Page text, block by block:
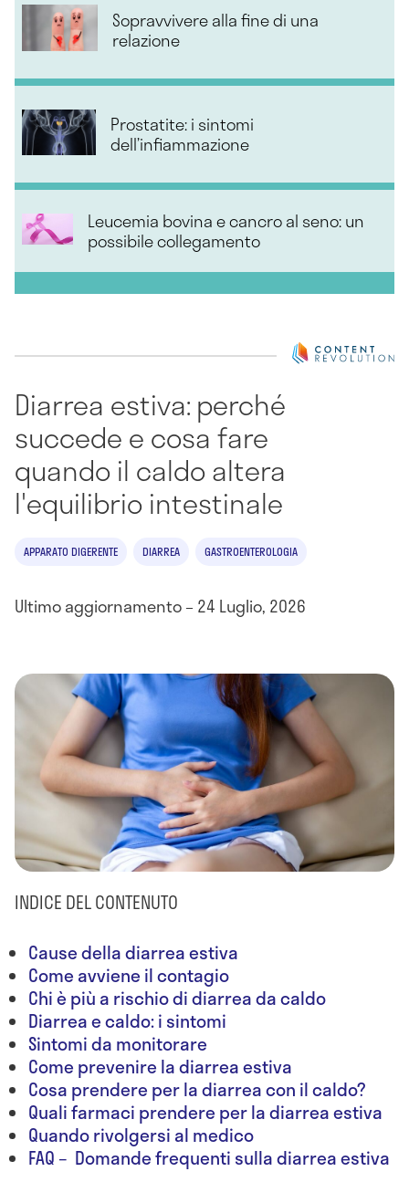
Sopravvivere alla fine di una
relazione
Prostatite: i sintomi
dell’infiammazione
Leucemia bovina e cancro al seno: un
possibile collegamento
Diarrea estiva: perché
succede e cosa fare
quando il caldo altera
l'equilibrio intestinale
APPARATO DIGERENTE DIARREA GASTROENTEROLOGIA
Ultimo aggiornamento – 24 Luglio, 2026
INDICE DEL CONTENUTO
Cause della diarrea estiva
Come avviene il contagio
Chi è più a rischio di diarrea da caldo
Diarrea e caldo: i sintomi
Sintomi da monitorare
Come prevenire la diarrea estiva
Cosa prendere per la diarrea con il caldo?
Quali farmaci prendere per la diarrea estiva
Quando rivolgersi al medico
FAQ – Domande frequenti sulla diarrea estiva